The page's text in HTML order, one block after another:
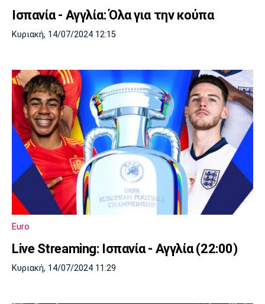
Ισπανία - Αγγλία: Όλα για την κούπα
Κυριακή, 14/07/2024 12:15
Euro
Live Streaming: Ισπανία - Αγγλία (22:00)
Κυριακή, 14/07/2024 11:29